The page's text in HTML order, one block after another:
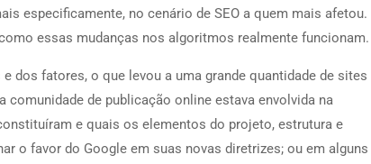
especificamente, no cenário de SEO a quem mais afetou.
essas mudanças nos algoritmos realmente funcionam.
dos fatores, o que levou a uma grande quantidade de sites
comunidade de publicação online estava envolvida na
e quais os elementos do projeto, estrutura e
o favor do Google em suas novas diretrizes; ou em alguns